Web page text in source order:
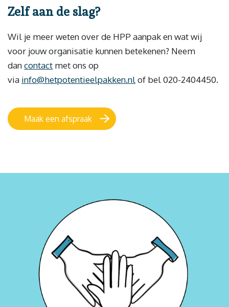
Zelf aan de slag?
Wil je meer weten over de HPP aanpak en wat wij
voor jouw organisatie kunnen betekenen? Neem
dancontact met ons op
via info@hetpotentieelpakken.nlof bel 020-2404450.
Maak een afspraak